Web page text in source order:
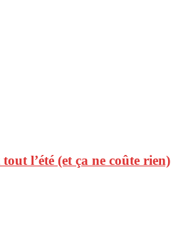
l’été (et ça ne coûte rien)